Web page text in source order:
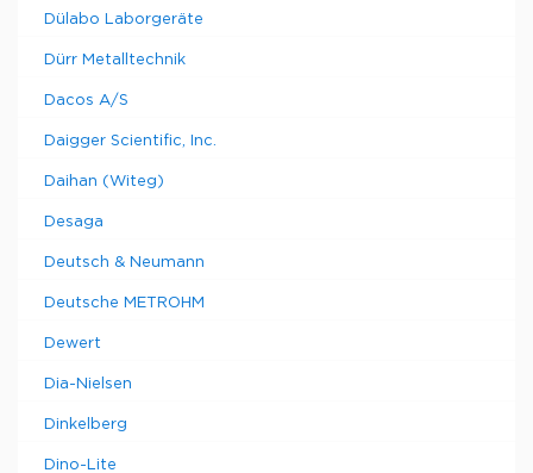
Dülabo Laborgeräte
Dürr Metalltechnik
Dacos A/S
Daigger Scientific, Inc.
Daihan (Witeg)
Desaga
Deutsch & Neumann
Deutsche METROHM
Dewert
Dia-Nielsen
Dinkelberg
Dino-Lite